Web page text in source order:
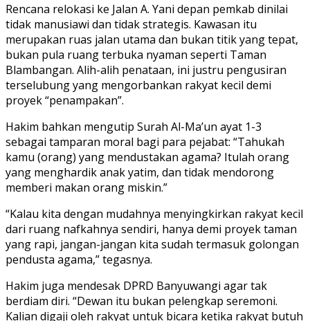
Rencana relokasi ke Jalan A. Yani depan pemkab dinilai
tidak manusiawi dan tidak strategis. Kawasan itu
merupakan ruas jalan utama dan bukan titik yang tepat,
bukan pula ruang terbuka nyaman seperti Taman
Blambangan. Alih-alih penataan, ini justru pengusiran
terselubung yang mengorbankan rakyat kecil demi
proyek “penampakan”.
Hakim bahkan mengutip Surah Al-Ma’un ayat 1-3
sebagai tamparan moral bagi para pejabat: “Tahukah
kamu (orang) yang mendustakan agama? Itulah orang
yang menghardik anak yatim, dan tidak mendorong
memberi makan orang miskin.”
“Kalau kita dengan mudahnya menyingkirkan rakyat kecil
dari ruang nafkahnya sendiri, hanya demi proyek taman
yang rapi, jangan-jangan kita sudah termasuk golongan
pendusta agama,” tegasnya.
Hakim juga mendesak DPRD Banyuwangi agar tak
berdiam diri. “Dewan itu bukan pelengkap seremoni.
Kalian digaji oleh rakyat untuk bicara ketika rakyat butuh